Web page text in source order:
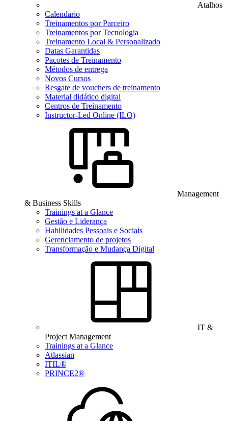
Atalhos
Calendario
Treinamentos por Parceiro
Treinamentos por Tecnologia
Treinamento Local & Personalizado
Datas Garantidas
Pacotes de Treinamento
Métodos de entrega
Novos Cursos
Resgate de vouchers de treinamento
Material didático digital
Centros de Treinamento
Instructor-Led Online (ILO)
Management
& Business Skills
Trainings at a Glance
Gestão e Liderança
Habilidades Pessoais e Sociais
Gerenciamento de projetos
Transformação e Mudança Digital
IT &
Project Management
Trainings at a Glance
Atlassian
ITIL®
PRINCE2®